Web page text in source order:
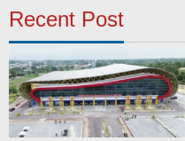
Recent Post